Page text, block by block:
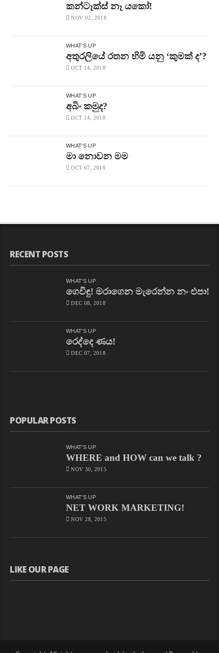
කන්ටෑක්ස් නෑ යකෝ!
NOV 02, 2018
WHAT'S UP
අතුරලියේ රතන හිමි යනු ‘කුමක් ද’?
OCT 14, 2018
WHAT'S UP
අබිං කමුද?
OCT 14, 2018
WHAT'S UP
මා නොවන මම
OCT 07, 2018
RECENT POSTS
WHAT'S UP
ගෙවිඳු! මරාගෙන මැරෙන්න නං එපා!
DEC 08, 2018
WHAT'S UP
රෙද්දෙ ණය!
DEC 07, 2018
POPULAR POSTS
WHAT'S UP
WHERE and HOW can we talk ?
NOV 30, 2015
WHAT'S UP
NET WORK MARKETING!
NOV 28, 2015
LIKE OUR PAGE